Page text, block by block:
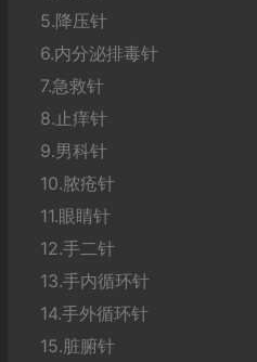
5.降压针
6.内分泌排毒针
7.急救针
8.止痒针
9.男科针
10.脓疮针
11.眼睛针
12.手二针
13.手内循环针
14.手外循环针
15.脏腑针